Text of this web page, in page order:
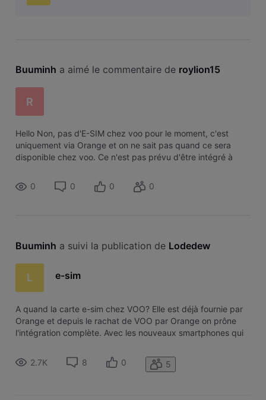
Buuminh a aimé le commentaire de roylion15
R
Hello Non, pas d'E-SIM chez voo pour le moment, c'est
uniquement via Orange et on ne sait pas quand ce sera
disponible chez voo. Ce n'est pas prévu d'être intégré à
vous pouvez bénéficier de
0 0 0 0
Buuminh a suivi la publication de Lodedew
L e-sim
A quand la carte e-sim chez VOO? Elle est déjà fournie par
Orange et depuis le rachat de VOO par Orange on prône
l'intégration complète. Avec les nouveaux smartphones qui
une carte physique, ce serait très utile.
2.7K 8 0 5